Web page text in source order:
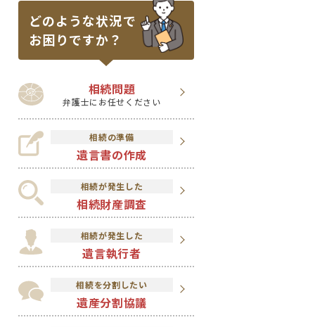
どのような状況で
お困りですか？
相続問題
弁護士にお任せください
相続の準備
遺言書の作成
相続が発生した
相続財産調査
相続が発生した
遺言執行者
相続を分割したい
遺産分割協議